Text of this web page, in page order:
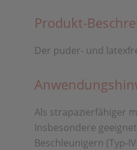
Produkt-
Der puder- und
Als strapazierfähiger
Insbesondere
Beschleunigern (Typ-